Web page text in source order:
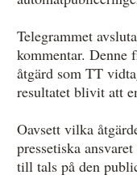
Telegrammet
kommentar. Denne
åtgärd som TT
resultatet blivit att
Oavsett vilka
pressetiska
till tals på den